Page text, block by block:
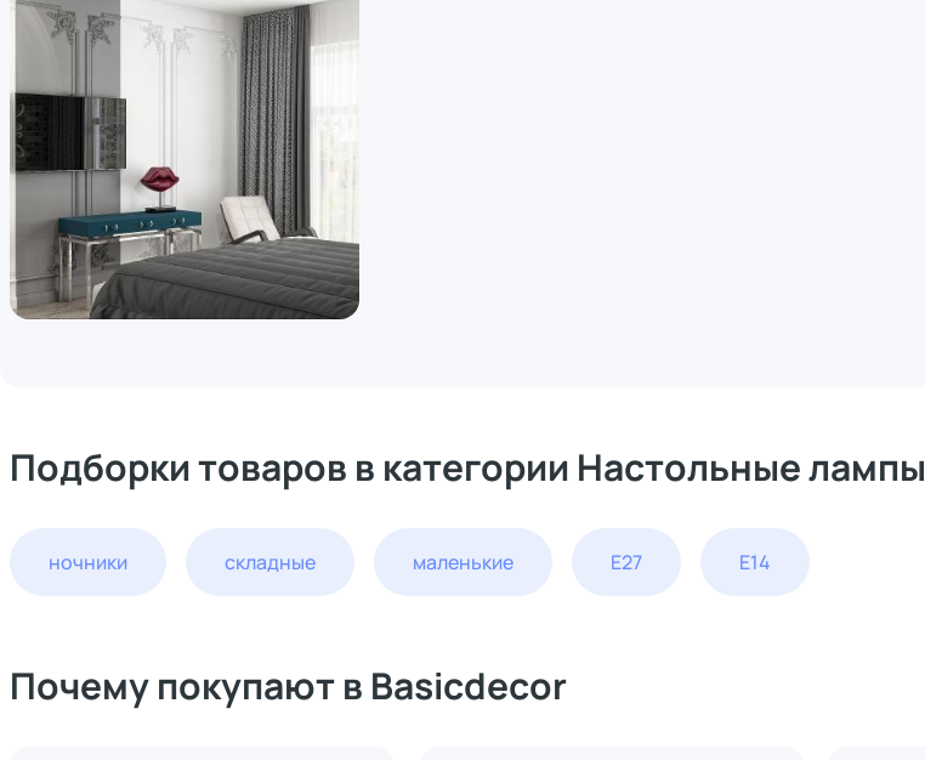
Подборки товаров в категории Настольные лампы
ночники складные маленькие E27 E14
Почему покупают в Basicdecor